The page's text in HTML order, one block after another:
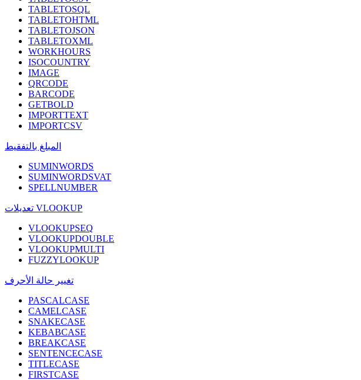
TABLETOSQL
TABLETOHTML
TABLETOJSON
TABLETOXML
WORKHOURS
ISOCOUNTRY
IMAGE
QRCODE
BARCODE
GETBOLD
IMPORTTEXT
IMPORTCSV
المبلغ بالتفقيط
SUMINWORDS
SUMINWORDSVAT
SPELLNUMBER
تعديلات VLOOKUP
VLOOKUPSEQ
VLOOKUPDOUBLE
VLOOKUPMULTI
FUZZYLOOKUP
تغيير حالة الأحرف
PASCALCASE
CAMELCASE
SNAKECASE
KEBABCASE
BREAKCASE
SENTENCECASE
TITLECASE
FIRSTCASE